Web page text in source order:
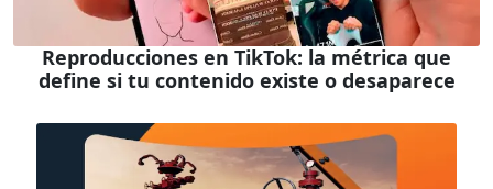
Reproducciones en TikTok: la métrica que
define si tu contenido existe o desaparece